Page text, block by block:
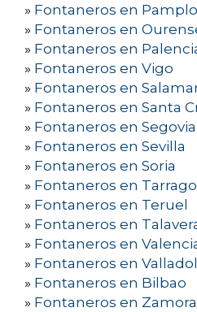
» Fontaneros en
» Fontaneros en
» Fontaneros en
» Fontaneros en Vigo
» Fontaneros en
» Fontaneros en Santa
» Fontaneros en Segovia
» Fontaneros en Sevilla
» Fontaneros en Soria
» Fontaneros en
» Fontaneros en Teruel
» Fontaneros en
» Fontaneros en
» Fontaneros en
» Fontaneros en Bilbao
» Fontaneros en Zamora